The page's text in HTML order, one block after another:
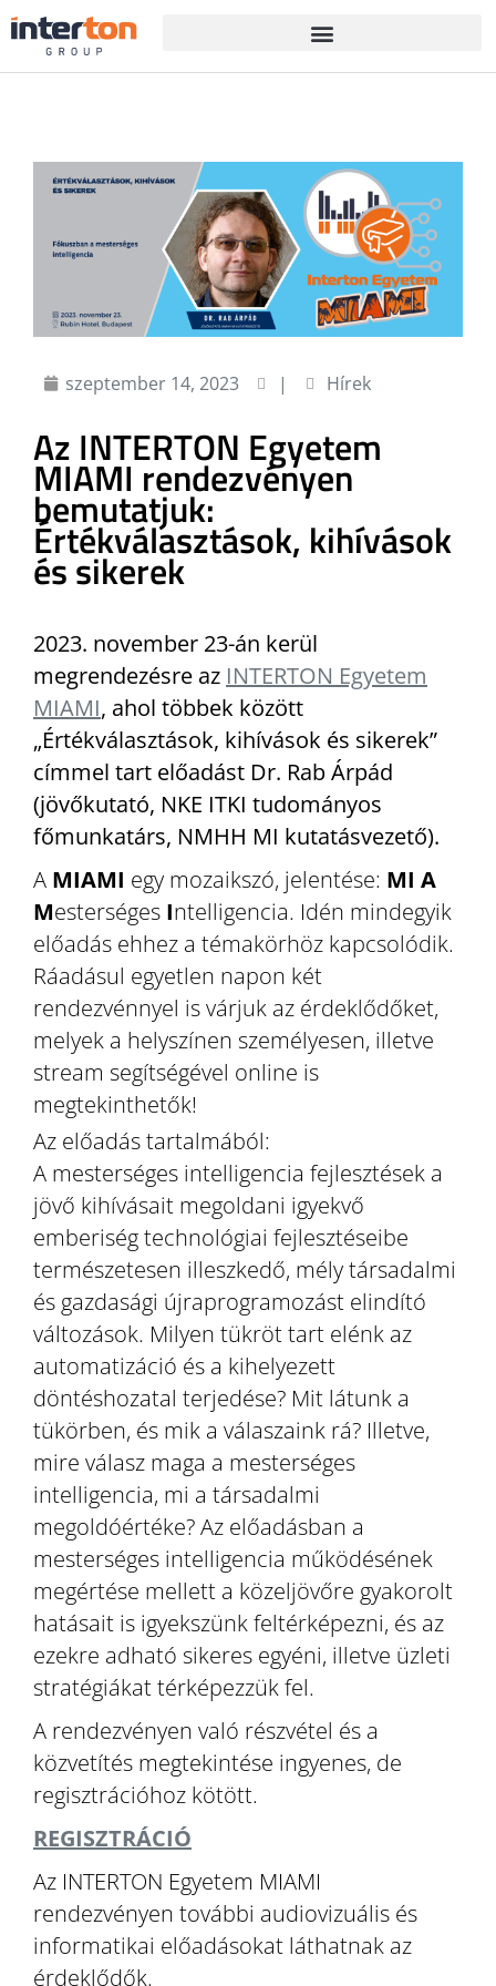
szeptember 14, 2023 | Hírek
Az INTERTON Egyetem
MIAMI rendezvényen
bemutatjuk:
Értékválasztások, kihívások
és sikerek
2023. november 23-án kerül
megrendezésre az INTERTON Egyetem
MIAMI, ahol többek között
„Értékválasztások, kihívások és sikerek”
címmel tart előadást Dr. Rab Árpád
(jövőkutató, NKE ITKI tudományos
főmunkatárs, NMHH MI kutatásvezető).
A MIAMI egy mozaikszó, jelentése: MI A
Mesterséges Intelligencia. Idén mindegyik
előadás ehhez a témakörhöz kapcsolódik.
Ráadásul egyetlen napon két
rendezvénnyel is várjuk az érdeklődőket,
melyek a helyszínen személyesen, illetve
stream segítségével online is
megtekinthetők!
Az előadás tartalmából:
A mesterséges intelligencia fejlesztések a
jövő kihívásait megoldani igyekvő
emberiség technológiai fejlesztéseibe
természetesen illeszkedő, mély társadalmi
és gazdasági újraprogramozást elindító
változások. Milyen tükröt tart elénk az
automatizáció és a kihelyezett
döntéshozatal terjedése? Mit látunk a
tükörben, és mik a válaszaink rá? Illetve,
mire válasz maga a mesterséges
intelligencia, mi a társadalmi
megoldóértéke? Az előadásban a
mesterséges intelligencia működésének
megértése mellett a közeljövőre gyakorolt
hatásait is igyekszünk feltérképezni, és az
ezekre adható sikeres egyéni, illetve üzleti
stratégiákat térképezzük fel.
A rendezvényen való részvétel és a
közvetítés megtekintése ingyenes, de
regisztrációhoz kötött.
REGISZTRÁCIÓ
Az INTERTON Egyetem MIAMI
rendezvényen további audiovizuális és
informatikai előadásokat láthatnak az
érdeklődők.